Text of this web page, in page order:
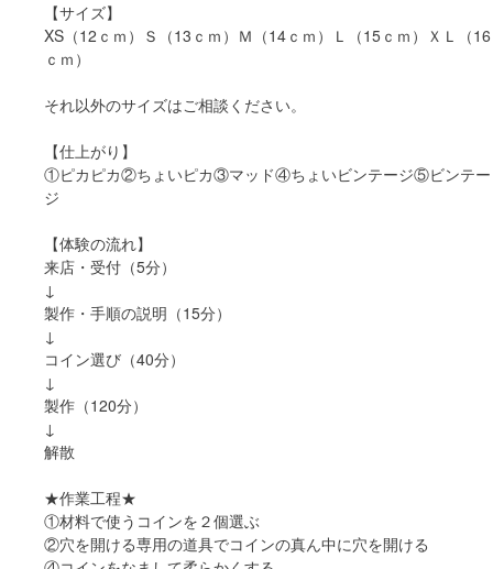
【サイズ】
XS（12ｃｍ）Ｓ（13ｃｍ）Ｍ（14ｃｍ）Ｌ（15ｃｍ）ＸＬ（16
ｃｍ）
それ以外のサイズはご相談ください。
【仕上がり】
①ピカピカ②ちょいピカ③マッド④ちょいビンテージ⑤ビンテー
ジ
【体験の流れ】
来店・受付（5分）
↓
製作・手順の説明（15分）
↓
コイン選び（40分）
↓
製作（120分）
↓
解散
★作業工程★
①材料で使うコインを２個選ぶ
②穴を開ける専用の道具でコインの真ん中に穴を開ける